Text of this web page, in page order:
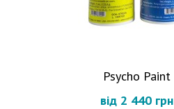
Psycho Paint
від 2 440 грн